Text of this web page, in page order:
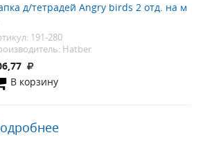
д/тетрадей Angry birds 2 отд. на м
191-280
Hatber
В корзину